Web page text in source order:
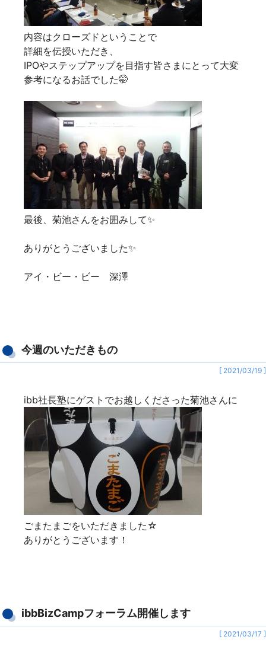
内容はクローズドということで
詳細を伝授いただき、
IPOやステップアップを目指す皆さまにとって大変
参考になるお話でした🤭
最後、菊池さんをお囲みして✨
ありがとうございました✨
アイ・ビー・ビー 深澤
今週のいただきもの
[ 2021/03/19 ]
ibb社長塾にゲストでお越しくださった菊池さんに
ごまたまごをいただきました☆
ありがとうございます！
ibbBizCampフォーラム開催します
[ 2021/03/17 ]